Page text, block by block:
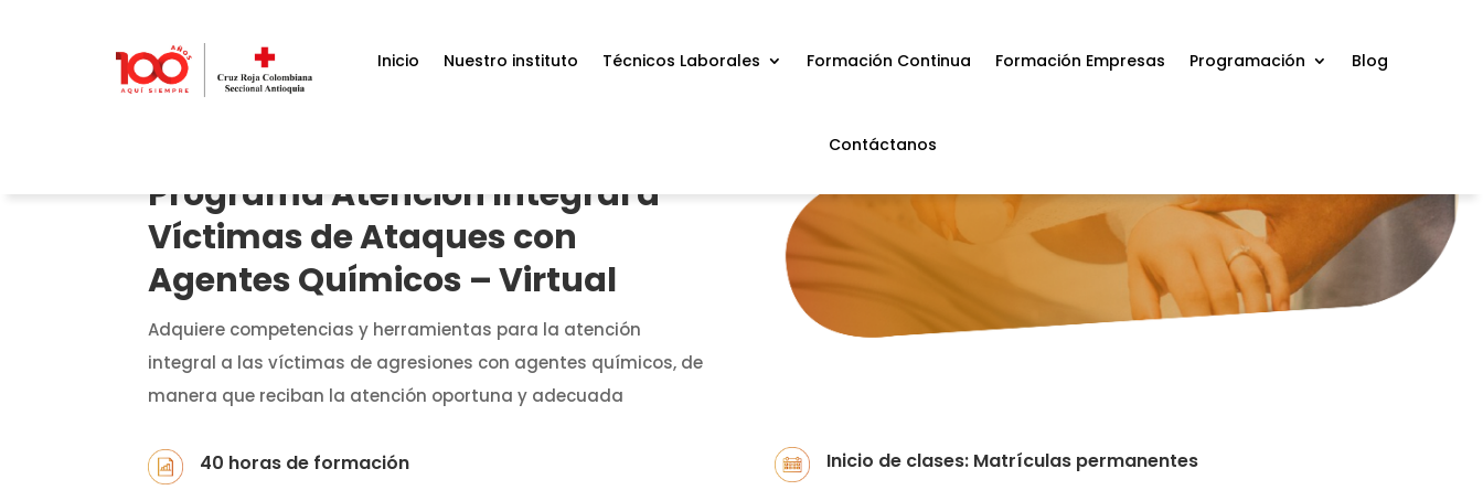
Inicio Nuestro instituto Técnicos Laborales Formación Continua Formación Empresas Programación Blog
Contáctanos
Programa Atención Integral a
Víctimas de Ataques con
Agentes Químicos – Virtual
Adquiere competencias y herramientas para la atención
integral a las víctimas de agresiones con agentes químicos, de
manera que reciban la atención oportuna y adecuada
40 horas de formación Inicio de clases: Matrículas permanentes